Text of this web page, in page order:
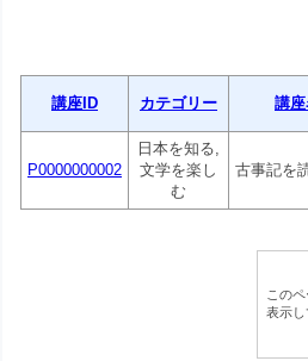
講座ID カテゴリー 講
P0000000002
日本を知る,
文学を楽し
む
古事記を
この
表示し